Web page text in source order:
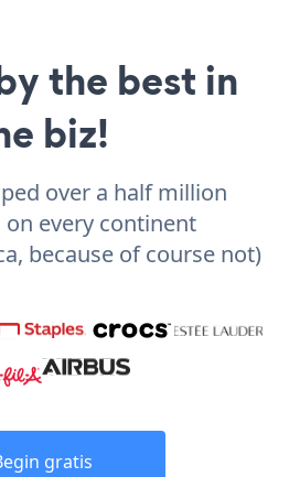
the best in
biz!
over a half million
on every continent
because of course not)
gratis